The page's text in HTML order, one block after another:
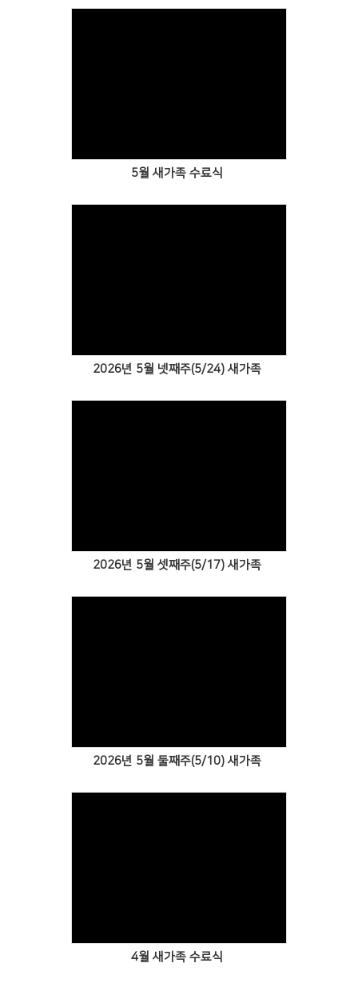
5월 새가족 수료식
2026년 5월 넷째주(5/24) 새가족
2026년 5월 셋째주(5/17) 새가족
2026년 5월 둘째주(5/10) 새가족
4월 새가족 수료식